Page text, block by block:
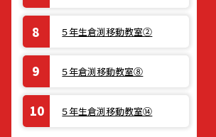
５年生倉渕移動教室②
５年倉渕移動教室⑧
５年生倉渕移動教室⑭